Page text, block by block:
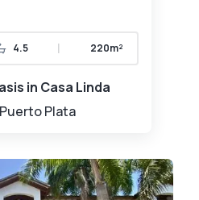
4.5 | 220m²
in Casa Linda
Plata